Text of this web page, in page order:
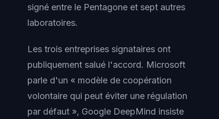
signé entre le Pentagone et sept autres
laboratoires.
Les trois entreprises signataires ont
publiquement salué l'accord. Microsoft
parle d'un « modèle de coopération
volontaire qui peut éviter une régulation
par défaut », Google DeepMind insiste